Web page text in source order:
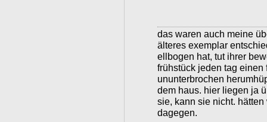
das waren auch meine
älteres exemplar
ellbogen hat, tut ihrer
frühstück jeden tag
ununterbrochen
dem haus. hier liegen ja
sie, kann sie nicht.
dagegen.